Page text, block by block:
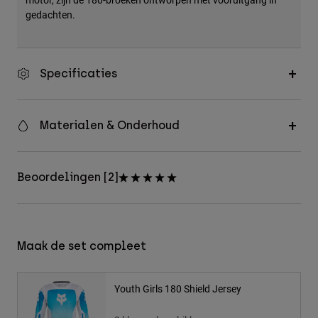
gedachten.
Specificaties
Materialen & Onderhoud
Beoordelingen [2]
Maak de set compleet
Youth Girls 180 Shield Jersey